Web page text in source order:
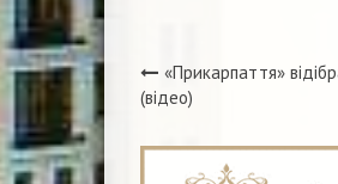
записів
«Прикарпаття»
(відео)